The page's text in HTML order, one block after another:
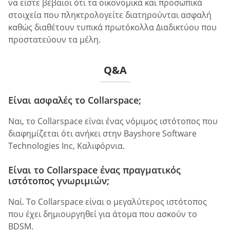
να είστε βέβαιοι ότι τα οικονομικά και προσωπικά
στοιχεία που πληκτρολογείτε διατηρούνται ασφαλή
καθώς διαθέτουν τυπικά πρωτόκολλα Διαδικτύου που
προστατεύουν τα μέλη.
Q&A
Είναι ασφαλές το Collarspace;
Ναι, το Collarspace είναι ένας νόμιμος ιστότοπος που
διαφημίζεται ότι ανήκει στην Bayshore Software
Technologies Inc, Καλιφόρνια.
Είναι το Collarspace ένας πραγματικός
ιστότοπος γνωριμιών;
Ναί. Το Collarspace είναι ο μεγαλύτερος ιστότοπος
που έχει δημιουργηθεί για άτομα που ασκούν το
BDSM.